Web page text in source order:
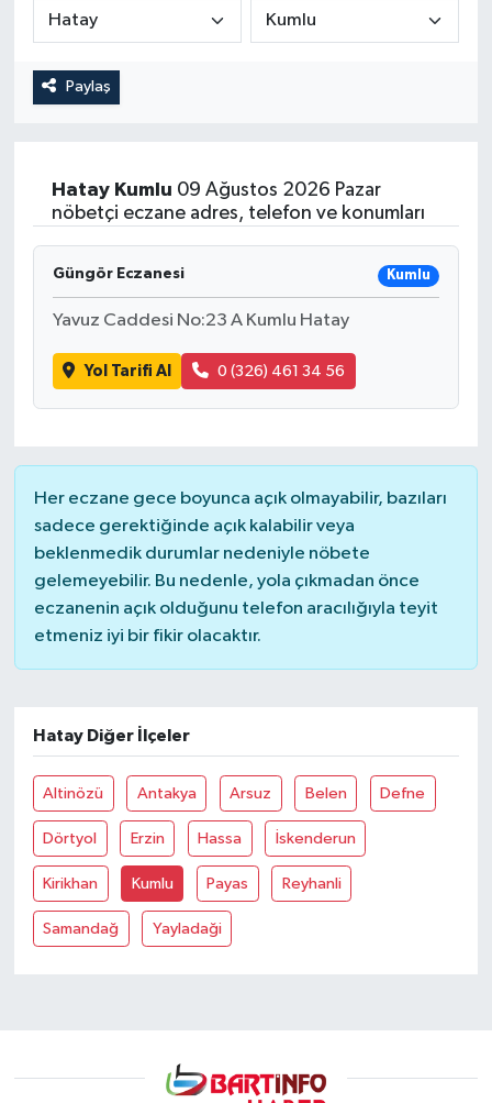
Paylaş
Hatay Kumlu 09 Ağustos 2026 Pazar
nöbetçi eczane adres, telefon ve konumları
Güngör Eczanesi Kumlu
Yavuz Caddesi No:23 A Kumlu Hatay
Yol Tarifi Al 0 (326) 461 34 56
Her eczane gece boyunca açık olmayabilir, bazıları
sadece gerektiğinde açık kalabilir veya
beklenmedik durumlar nedeniyle nöbete
gelemeyebilir. Bu nedenle, yola çıkmadan önce
eczanenin açık olduğunu telefon aracılığıyla teyit
etmeniz iyi bir fikir olacaktır.
Hatay Diğer İlçeler
Altinözü Antakya Arsuz Belen Defne
Dörtyol Erzin Hassa İskenderun
Kirikhan Kumlu Payas Reyhanli
Samandağ Yayladaği
Medya
Sağlık
Sivil Toplum
Siyaset
Spor
Tarım
Yerel Yönetimler
DÜNYA